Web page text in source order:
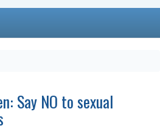
Say NO to sexual